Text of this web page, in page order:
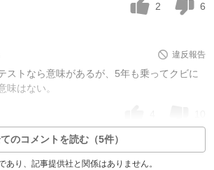
2 6
違反報告
ストなら意味があるが、5年も乗ってクビに
味はない。
のコメントを読む（5件）
あり、記事提供社と関係はありません。